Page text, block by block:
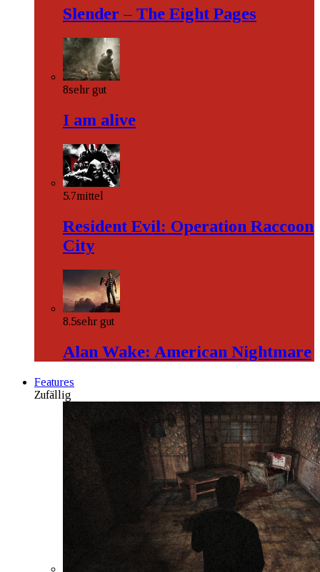
Slender – The Eight Pages
8sehr gut
I am alive
5.7mittel
Resident Evil: Operation Raccoon
City
8.5sehr gut
Alan Wake: American Nightmare
Features
Zufällig